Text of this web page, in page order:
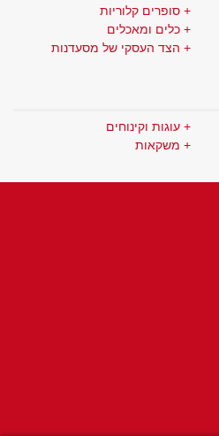
סופרים קלוריות
כלים ומאכלים
הצד העסקי של מסעדנות
עוגות וקינוחים
משקאות